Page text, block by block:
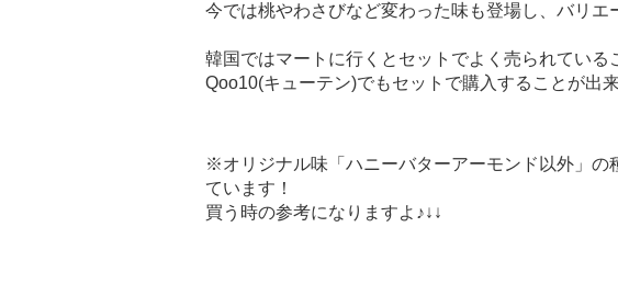
今では桃やわさびなど変わった味も登場し、バリ
韓国ではマートに行くとセットでよく売られている
Qoo10(キューテン)でもセットで購入することが出来
※オリジナル味「ハニーバターアーモンド以外」の
ています！
買う時の参考になりますよ♪↓↓